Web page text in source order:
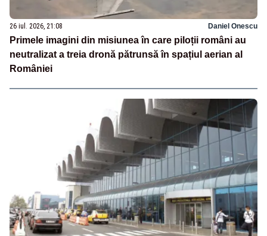
26 iul. 2026, 21:08 Daniel Onescu
Primele imagini din misiunea în care piloții români au
neutralizat a treia dronă pătrunsă în spațiul aerian al
României